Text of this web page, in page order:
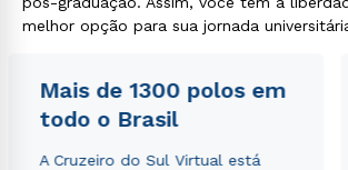
melhor opção para sua jornada
Mais de 1300 polos em
todo o Brasil
A Cruzeiro do Sul Virtual está